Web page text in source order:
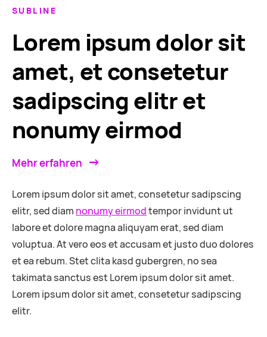
SUBLINE
Lorem ipsum dolor sit
amet, et consetetur
sadipscing elitr et
nonumy eirmod
Mehr erfahren
Lorem ipsum dolor sit amet, consetetur sadipscing
elitr, sed diam nonumy eirmodtempor invidunt ut
labore et dolore magna aliquyam erat, sed diam
voluptua. At vero eos et accusam et justo duo dolores
et ea rebum. Stet clita kasd gubergren, no sea
takimata sanctus est Lorem ipsum dolor sit amet.
Lorem ipsum dolor sit amet, consetetur sadipscing
elitr.